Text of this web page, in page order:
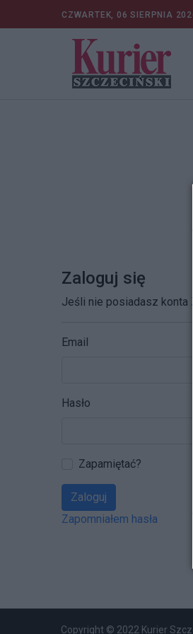
CZWARTEK, 06 SIERPNIA
Zaloguj się
Jeśli nie posiadasz konta
Email
Hasło
Zapamiętać?
Zaloguj
Zapomniałem hasła
Copyright © 2022 Kurier